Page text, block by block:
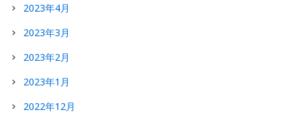
2023年4月
2023年3月
2023年2月
2023年1月
2022年12月